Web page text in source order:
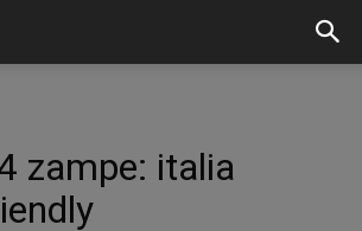
zampe: italia